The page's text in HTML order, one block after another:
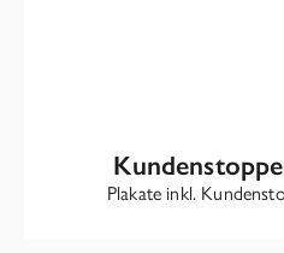
Plakate inkl.